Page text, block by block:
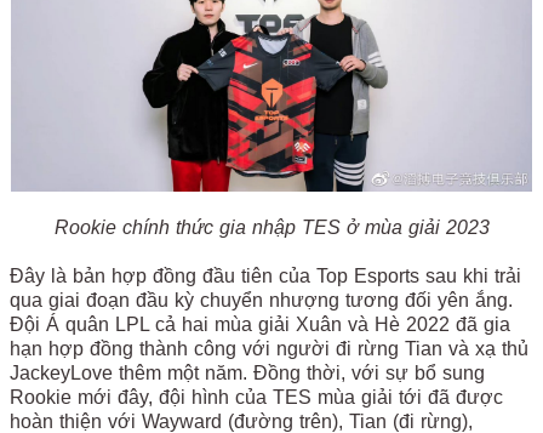
Rookie chính thức gia nhập TES ở mùa giải 2023
Đây là bản hợp đồng đầu tiên của Top Esports sau khi trải
qua giai đoạn đầu kỳ chuyển nhượng tương đối yên ắng.
Đội Á quân LPL cả hai mùa giải Xuân và Hè 2022 đã gia
hạn hợp đồng thành công với người đi rừng Tian và xạ thủ
JackeyLove thêm một năm. Đồng thời, với sự bổ sung
Rookie mới đây, đội hình của TES mùa giải tới đã được
hoàn thiện với Wayward (đường trên), Tian (đi rừng),